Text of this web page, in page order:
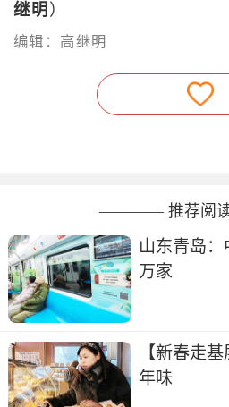
继明 ）
编辑：高继明
———— 推荐阅
山东青岛：
万家
【新春走
年味